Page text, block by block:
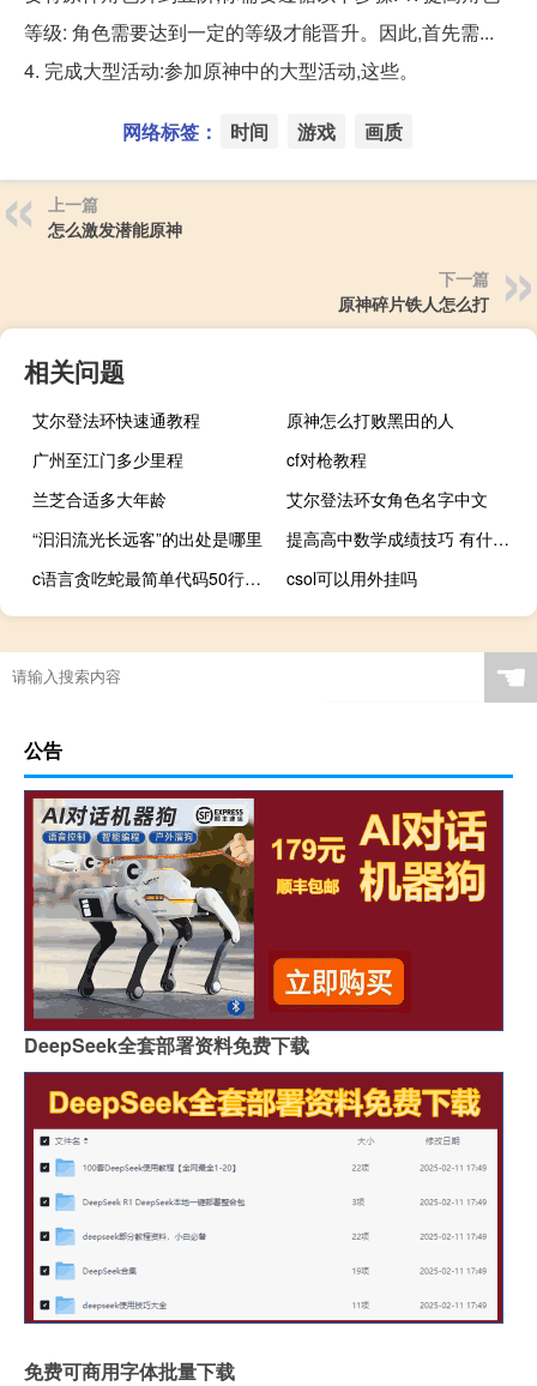
等级: 角色需要达到一定的等级才能晋升。因此,首先需...
4. 完成大型活动:参加原神中的大型活动,这些。
网络标签： 时间 游戏 画质
上一篇
怎么激发潜能原神
下一篇
原神碎片铁人怎么打
相关问题
艾尔登法环快速通教程
原神怎么打败黑田的人
广州至江门多少里程
cf对枪教程
兰芝合适多大年龄
艾尔登法环女角色名字中文
“汩汩流光长远客”的出处是哪里
提高高中数学成绩技巧 有什么方法
c语言贪吃蛇最简单代码50行可复制（c语言贪吃蛇）
csol可以用外挂吗
☚
公告
DeepSeek全套部署资料免费下载
免费可商用字体批量下载